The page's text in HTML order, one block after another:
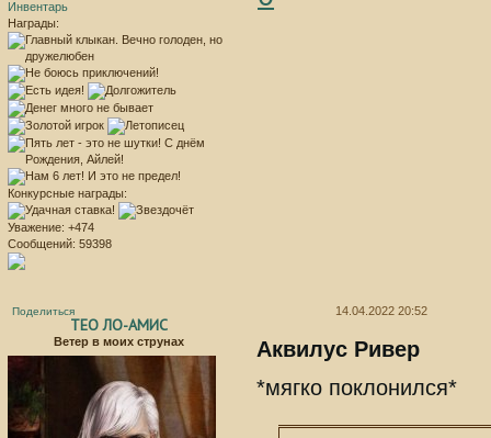
Инвентарь
Награды:
Конкурсные награды:
Уважение: +474
Сообщений: 59398
Поделиться 14.04.2022 20:52
ТЕО ЛО-АМИС
Ветер в моих струнах
Аквилус Ривер
*мягко поклонился*